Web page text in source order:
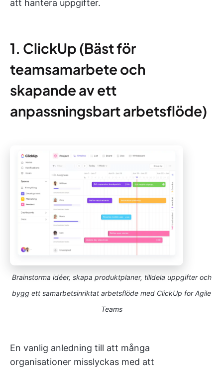
att hantera uppgifter.
1. ClickUp (Bäst för
teamsamarbete och
skapande av ett
anpassningsbart arbetsflöde)
Brainstorma idéer, skapa produktplaner, tilldela uppgifter och
bygg ett samarbetsinriktat arbetsflöde med ClickUp for Agile
Teams
En vanlig anledning till att många
organisationer misslyckas med att